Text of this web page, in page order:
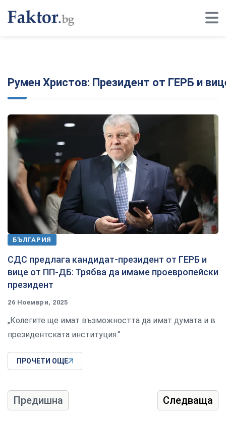
Румен Христов: Президент от ГЕРБ и
БЪЛГАРИЯ
СДС предлага кандидат-президент от ГЕРБ и
вице от ПП-ДБ: Трябва да имаме проевропейски
президент
26 Ноември, 2025
„Колегите ще имат възможността да имат думата и в
президентската институция.“
ПРОЧЕТИ ОЩЕ
Предишна Следваща